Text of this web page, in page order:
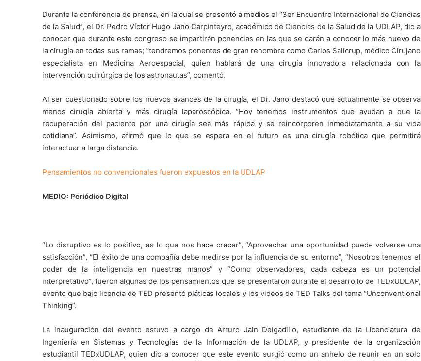
Durante la conferencia de prensa, en la cual se presentó a medios el “3er Encuentro Internacional de Ciencias
de la Salud”, el Dr. Pedro Víctor Hugo Jano Carpinteyro, académico de Ciencias de la Salud de la UDLAP, dio a
conocer que durante este congreso se impartirán ponencias en las que se darán a conocer lo más nuevo de
la cirugía en todas sus ramas; “tendremos ponentes de gran renombre como Carlos Salicrup, médico Cirujano
especialista en Medicina Aeroespacial, quien hablará de una cirugía innovadora relacionada con la
intervención quirúrgica de los astronautas”, comentó.
Al ser cuestionado sobre los nuevos avances de la cirugía, el Dr. Jano destacó que actualmente se observa
menos cirugía abierta y más cirugía laparoscópica. “Hoy tenemos instrumentos que ayudan a que la
recuperación del paciente por una cirugía sea más rápida y se reincorporen inmediatamente a su vida
cotidiana”. Asimismo, afirmó que lo que se espera en el futuro es una cirugía robótica que permitirá
interactuar a larga distancia.
Pensamientos no convencionales fueron expuestos en la UDLAP
MEDIO: Periódico Digital
“Lo disruptivo es lo positivo, es lo que nos hace crecer”, “Aprovechar una oportunidad puede volverse una
satisfacción”, “El éxito de una compañía debe medirse por la influencia de su entorno”, “Nosotros tenemos el
poder de la inteligencia en nuestras manos” y “Como observadores, cada cabeza es un potencial
interpretativo”, fueron algunas de los pensamientos que se presentaron durante el desarrollo de TEDxUDLAP,
evento que bajo licencia de TED presentó pláticas locales y los videos de TED Talks del tema “Unconventional
Thinking”.
La inauguración del evento estuvo a cargo de Arturo Jain Delgadillo, estudiante de la Licenciatura de
Ingeniería en Sistemas y Tecnologías de la Información de la UDLAP, y presidente de la organización
estudiantil TEDxUDLAP, quien dio a conocer que este evento surgió como un anhelo de reunir en un solo